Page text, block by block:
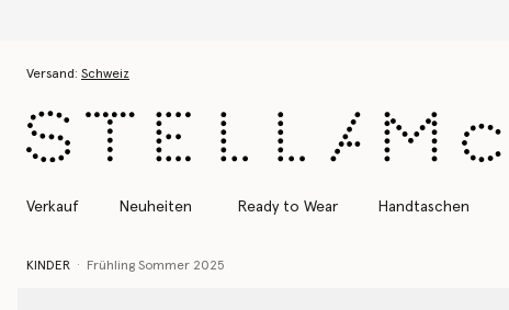
Versand: Schweiz
Verkauf Neuheiten Ready to Wear Handtaschen
KINDER Frühling Sommer 2025